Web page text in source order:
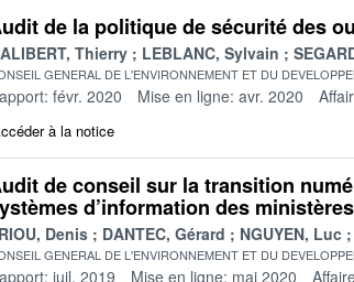
de la politique de sécurité des
Thierry LEBLANC, Sylvain
GENERAL DE L'ENVIRONNEMENT ET DU
févr. 2020 Mise en ligne: avr. 2020
à la notice
de conseil sur la transition
d’information des
Denis DANTEC, Gérard NGUYEN, Luc
GENERAL DE L'ENVIRONNEMENT ET DU
juil. 2019 Mise en ligne: mai 2020